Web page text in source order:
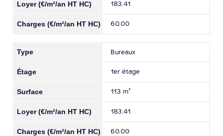
183.41
60.00
Bureaux
1er étage
113 m²
183.41
60.00